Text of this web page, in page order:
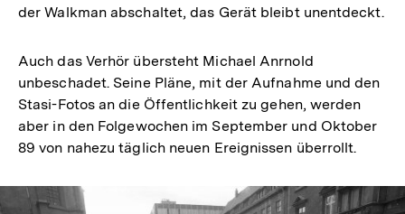
der Walkman abschaltet, das Gerät bleibt unentdeckt.
Auch das Verhör übersteht Michael Anrnold
unbeschadet. Seine Pläne, mit der Aufnahme und den
Stasi-Fotos an die Öffentlichkeit zu gehen, werden
aber in den Folgewochen im September und Oktober
89 von nahezu täglich neuen Ereignissen überrollt.